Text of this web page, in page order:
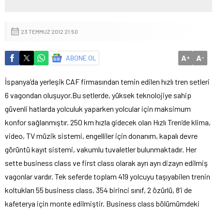
23 TEMMUZ 2012 21:50
ABONE OL A+ A-
İspanya’da yerleşik CAF firmasından temin edilen hızlı tren setleri
6 vagondan oluşuyor.Bu setlerde, yüksek teknolojiye sahip
güvenli hatlarda yolculuk yaparken yolcular için maksimum
konfor sağlanmıştır. 250 km hızla gidecek olan Hızlı Tren’de klima,
video, TV müzik sistemi, engelliler için donanım, kapalı devre
görüntü kayıt sistemi, vakumlu tuvaletler bulunmaktadır. Her
sette business class ve first class olarak ayrı ayrı dizayn edilmiş
vagonlar vardır. Tek seferde toplam 419 yolcuyu taşıyabilen trenin
koltukları 55 business class, 354 birinci sınıf, 2 özürlü, 8’i de
kafeterya için monte edilmiştir. Business class bölümümdeki